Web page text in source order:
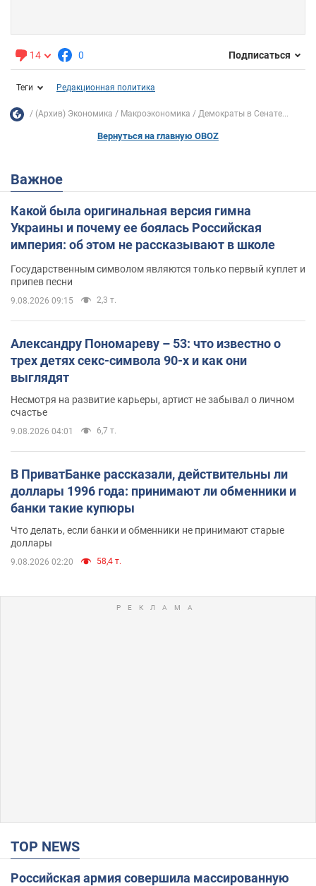
14 0 Подписаться
Теги Редакционная политика
(Архив) Экономика Mакроэкономика Демократы в Сенате...
Вернуться на главную OBOZ
Важное
Какой была оригинальная версия гимна
Украины и почему ее боялась Российская
империя: об этом не рассказывают в школе
Государственным символом являются только первый куплет и
припев песни
9.08.2026 09:15 2,3 т.
Александру Пономареву – 53: что известно о
трех детях секс-символа 90-х и как они
выглядят
Несмотря на развитие карьеры, артист не забывал о личном
счастье
9.08.2026 04:01 6,7 т.
В ПриватБанке рассказали, действительны ли
доллары 1996 года: принимают ли обменники и
банки такие купюры
Что делать, если банки и обменники не принимают старые
доллары
9.08.2026 02:20 58,4 т.
TOP NEWS
Российская армия совершила массированную